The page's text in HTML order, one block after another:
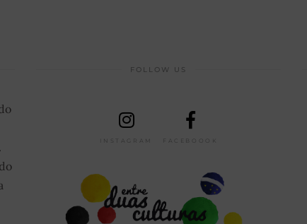
FOLLOW US
INSTAGRAM FACEBOOOK